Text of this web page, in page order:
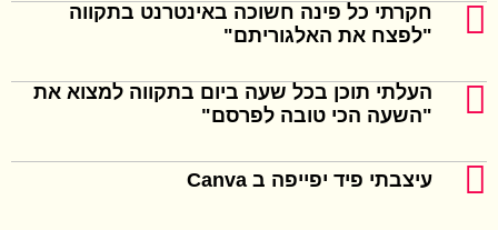
חקרתי כל פינה חשוכה באינטרנט בתקווה
"לפצח את האלגוריתם"
העלתי תוכן בכל שעה ביום בתקווה למצוא את
"השעה הכי טובה לפרסם"
עיצבתי פיד יפייפה ב Canva